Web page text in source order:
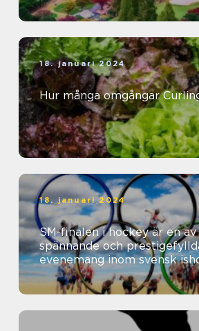
18. januari 2024
Hur många omgångar
18. januari 2024
SM-finalen i hockey är en
spännande och
evenemang inom svensk